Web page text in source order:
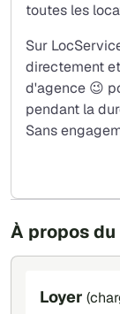
À propos
Loyer
toutes les
Sur
directement
d'agence 😉
pendant la
Sans